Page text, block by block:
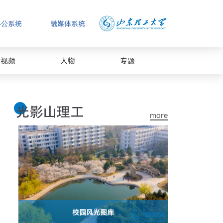
融媒体系统
系统
视频 人物 专题
more
校园风光图库